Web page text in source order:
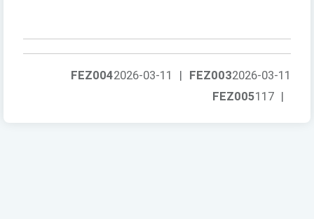
FEZ0032026-03-11
FEZ0042026-03-11
|
FEZ005117 |